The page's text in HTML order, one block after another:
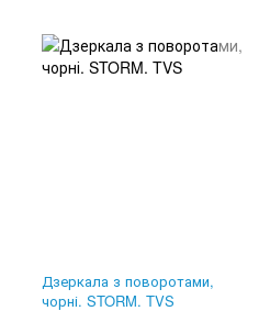
Дзеркала з поворотами,
чорні. STORM. TVS